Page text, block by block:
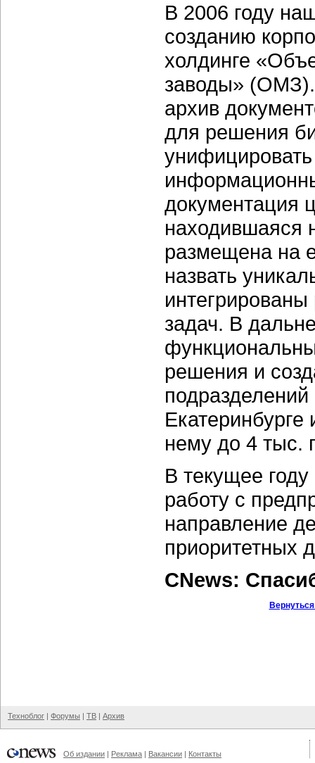
В 2006 году
созданию
холдинге
заводы» (ОМЗ).
архив
для решения
документация
находившаяся
размещена на
назвать
задач. В
решения и
нему до 4 тыс.
В текущее
работу с
направление
приоритетных
CNews:
Техноблог | Форумы | ТВ | Архив
Об издании | Реклама | Вакансии | Контакты